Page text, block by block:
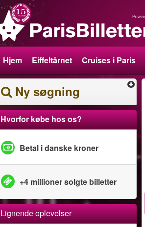
Hjem Eiffeltårnet Cruises i Paris
Ny søgning
Hvorfor købe hos os?
Betal i danske kroner
+4 millioner solgte billetter
Lignende oplevelser